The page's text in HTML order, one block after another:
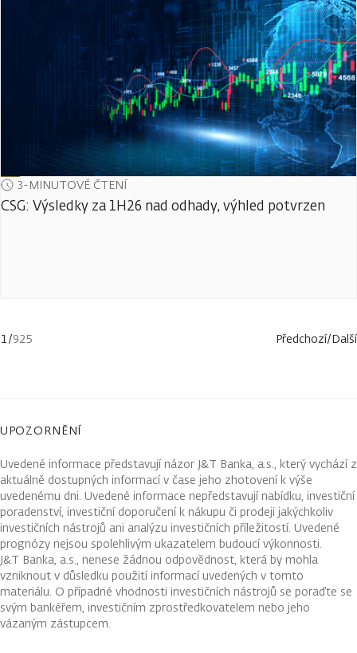
3-MINUTOVÉ ČTENÍ
CSG: Výsledky za 1H26 nad odhady, výhled potvrzen
1/925 Předchozí/Další
UPOZORNĚNÍ
Uvedené informace představují názor J&T Banka, a.s., který vychází z
aktuálně dostupných informací v čase jeho zhotovení k výše
uvedenému dni. Uvedené informace nepředstavují nabídku, investiční
poradenství, investiční doporučení k nákupu či prodeji jakýchkoliv
investičních nástrojů ani analýzu investičních příležitostí. Uvedené
prognózy nejsou spolehlivým ukazatelem budoucí výkonnosti.
J&T Banka, a.s., nenese žádnou odpovědnost, která by mohla
vzniknout v důsledku použití informací uvedených v tomto
materiálu. O případné vhodnosti investičních nástrojů se poraďte se
svým bankéřem, investičním zprostředkovatelem nebo jeho
vázaným zástupcem.